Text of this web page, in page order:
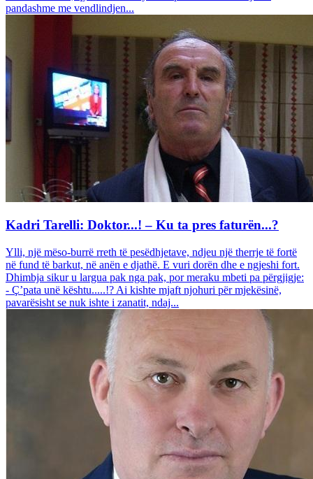
pandashme me vendlindjen...
Kadri Tarelli: Doktor...! – Ku ta pres faturën...?
Ylli, një mëso-burrë rreth të pesëdhjetave, ndjeu një therrje të fortë
në fund të barkut, në anën e djathë. E vuri dorën dhe e ngjeshi fort.
Dhimbja sikur u largua pak nga pak, por meraku mbeti pa përgjigje:
- Ç’pata unë kështu.....!? Ai kishte mjaft njohuri për mjekësinë,
pavarësisht se nuk ishte i zanatit, ndaj...